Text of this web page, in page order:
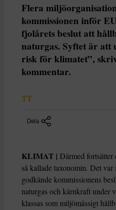
Flera
kommissionen inför
fjolårets beslut att
naturgas. Syftet är att
risk för klimatet”,
kommentar.
TT
Dela
KLIMAT | Därmed
så kallade taxonomin. Det
godkände kommissionens
naturgas och kärnkraft under
klassas som miljömässigt